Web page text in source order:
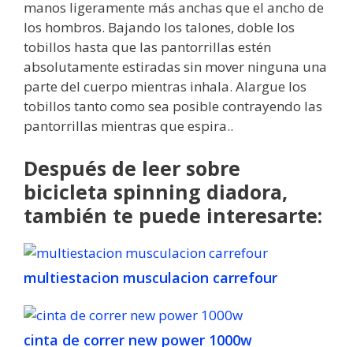
manos ligeramente más anchas que el ancho de
los hombros. Bajando los talones, doble los
tobillos hasta que las pantorrillas estén
absolutamente estiradas sin mover ninguna una
parte del cuerpo mientras inhala. Alargue los
tobillos tanto como sea posible contrayendo las
pantorrillas mientras que espira..
Después de leer sobre
bicicleta spinning diadora,
también te puede interesarte:
multiestacion musculacion carrefour
cinta de correr new power 1000w